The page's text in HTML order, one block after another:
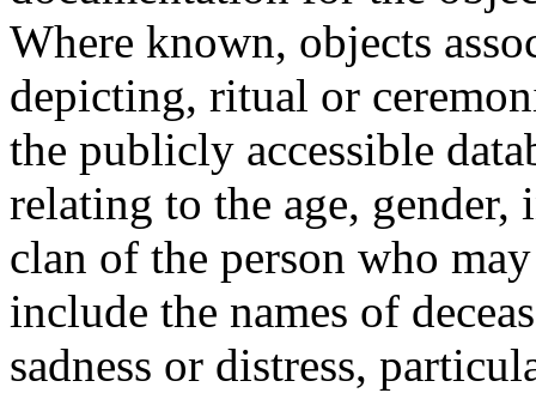
Where known, objects
depicting, ritual or
the publicly accessible
relating to the age,
clan of the person who
include the names of
sadness or distress,